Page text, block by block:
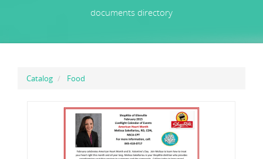
documents directory
Catalog Food